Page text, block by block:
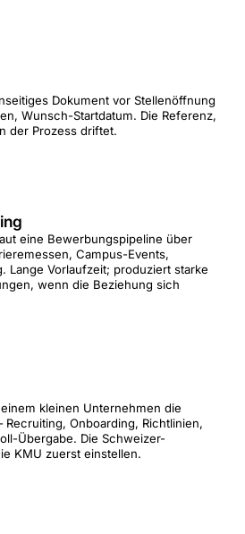
Dokument vor Stellenöffnung
Wunsch-Startdatum. Die Referenz,
der Prozess driftet.
eine Bewerbungspipeline über
Campus-Events,
Lange Vorlaufzeit; produziert starke
wenn die Beziehung sich
kleinen Unternehmen die
Onboarding, Richtlinien,
Übergabe. Die Schweizer-
KMU zuerst einstellen.